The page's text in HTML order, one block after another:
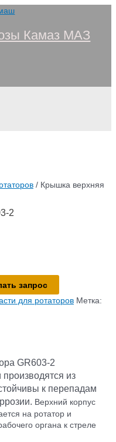
Камаз МАЗ
/ Крышка верхняя
2
запрос
для ротаторов Метка:
GR603-2
из
к перепадам
Верхний корпус
на ротатор и
органа к стреле